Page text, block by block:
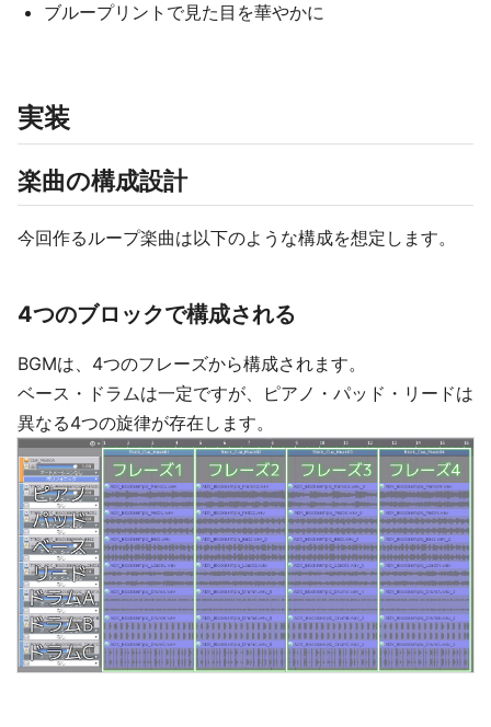
ブループリントで見た目を華やかに
実装
楽曲の構成設計
今回作るループ楽曲は以下のような構成を想定します。
4つのブロックで構成される
BGMは、4つのフレーズから構成されます。
ベース・ドラムは一定ですが、ピアノ・パッド・リードは
異なる4つの旋律が存在します。